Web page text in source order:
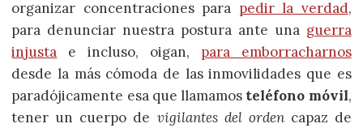
organizar concentraciones para pedir la verdad,
para denunciar nuestra postura ante una guerra
injusta e incluso, oigan, para emborracharnos
desde la más cómoda de las inmovilidades que es
paradójicamente esa que llamamos teléfono móvil,
tener un cuerpo de vigilantes del ordencapaz de